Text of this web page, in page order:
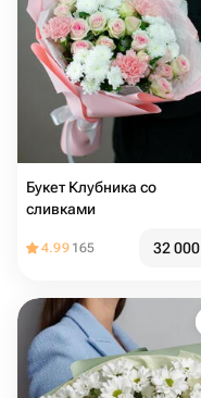
Букет Клубника со
сливками
4.99 165 32 000